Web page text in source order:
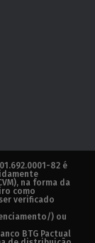
82 é
na forma da
como
verificado
) ou
BTG Pactual